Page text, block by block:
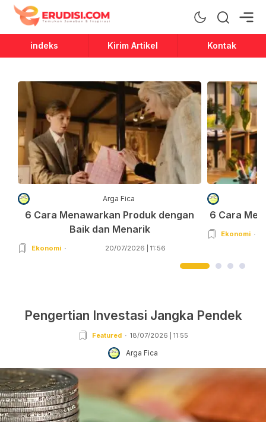
Erudisi
Temukan Jawaban dan Inspirasi
indeks Kirim Artikel Kontak
Arga Fica
6 Cara Menawarkan Produk dengan
Baik dan Menarik
Ekonomi 20/07/2026 | 11:56
6 Cara
Ekonomi
Pengertian Investasi Jangka Pendek
Featured 18/07/2026 | 11:55
Arga Fica